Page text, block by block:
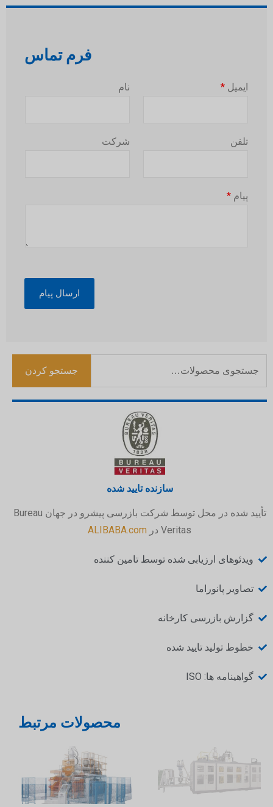
فرم تماس
نام ایمیل *
شرکت تلفن
پیام *
ارسال پیام
جستجو کردن
سازنده تایید شده
تأیید شده در محل توسط شرکت بازرسی پیشرو در جهان Bureau
Veritas در
ALIBABA.com
ویدئوهای ارزیابی شده توسط تامین کننده
تصاویر پانوراما
گزارش بازرسی کارخانه
خطوط تولید تایید شده
گواهینامه ها: ISO
محصولات مرتبط